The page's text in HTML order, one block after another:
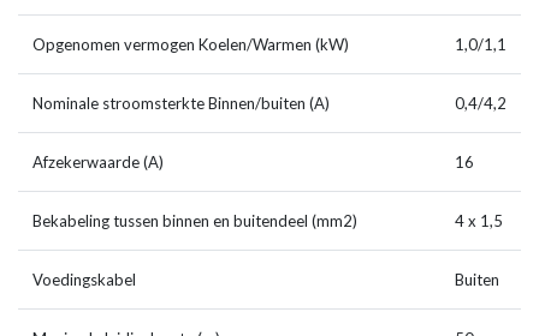
Opgenomen vermogen Koelen/Warmen (kW) 1,0/1,1
Nominale stroomsterkte Binnen/buiten (A) 0,4/4,2
Afzekerwaarde (A) 16
Bekabeling tussen binnen en buitendeel (mm2) 4 x 1,5
Voedingskabel Buiten